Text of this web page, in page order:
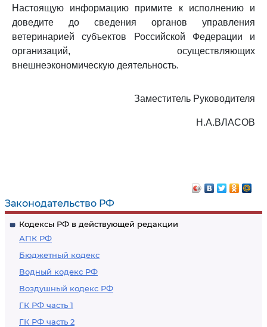
Законодательство РФ
Кодексы РФ в действующей редакции
АПК РФ
Бюджетный кодекс
Водный кодекс РФ
Воздушный кодекс РФ
ГК РФ часть 1
ГК РФ часть 2
Настоящую информацию примите к исполнению и
доведите до сведения органов управления
ветеринарией субъектов Российской Федерации и
организаций, осуществляющих
внешнеэкономическую деятельность.
Заместитель Руководителя
Н.А.ВЛАСОВ